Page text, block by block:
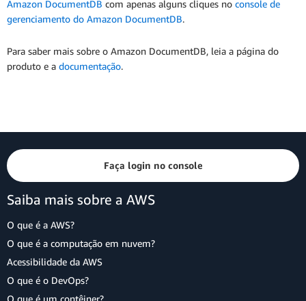
Amazon DocumentDB com apenas alguns cliques no console de
gerenciamento do Amazon DocumentDB.
Para saber mais sobre o Amazon DocumentDB, leia a página do
produto e a documentação.
Faça login no console
Saiba mais sobre a AWS
O que é a AWS?
O que é a computação em nuvem?
Acessibilidade da AWS
O que é o DevOps?
O que é um contêiner?